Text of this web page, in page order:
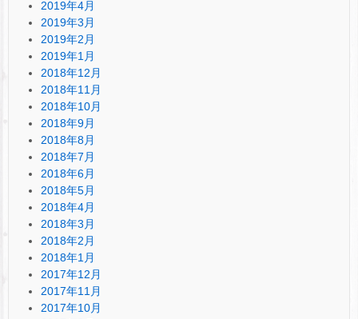
2019年4月
2019年3月
2019年2月
2019年1月
2018年12月
2018年11月
2018年10月
2018年9月
2018年8月
2018年7月
2018年6月
2018年5月
2018年4月
2018年3月
2018年2月
2018年1月
2017年12月
2017年11月
2017年10月